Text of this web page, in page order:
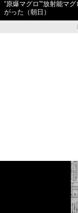
“原爆マグロ”“放射能マ
がった（朝日）